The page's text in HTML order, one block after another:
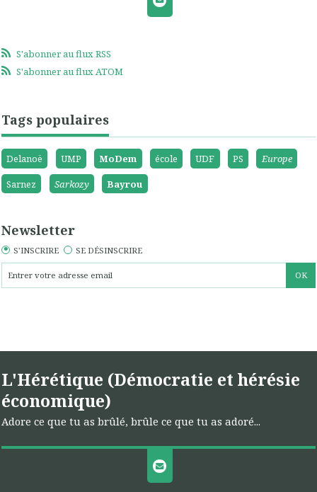
S'abonner au flux RSS
S'abonner au flux ATOM
Tags populaires
Delanoë UMP MoDem école UDF PS
Europe
Sarnez
Sarkozy Bayrou
Newsletter
S'INSCRIRE SE DÉSINSCRIRE
L'Hérétique (Démocratie et hérésie
économique)
Adore ce que tu as brûlé, brûle ce que tu as adoré...